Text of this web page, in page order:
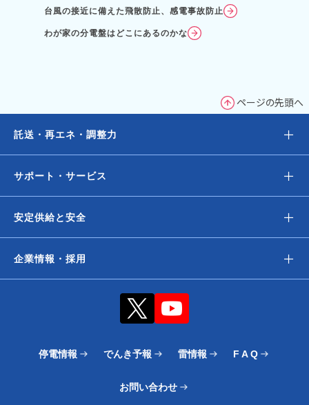
台風の接近に備えた飛散防止、感電事故防止
わが家の分電盤はどこにあるのかな
ページの先頭へ
託送・再エネ・調整力 ＋
サポート・サービス ＋
安定供給と安全 ＋
企業情報・採用 ＋
停電情報 でんき予報 雷情報 F A Q
お問い合わせ